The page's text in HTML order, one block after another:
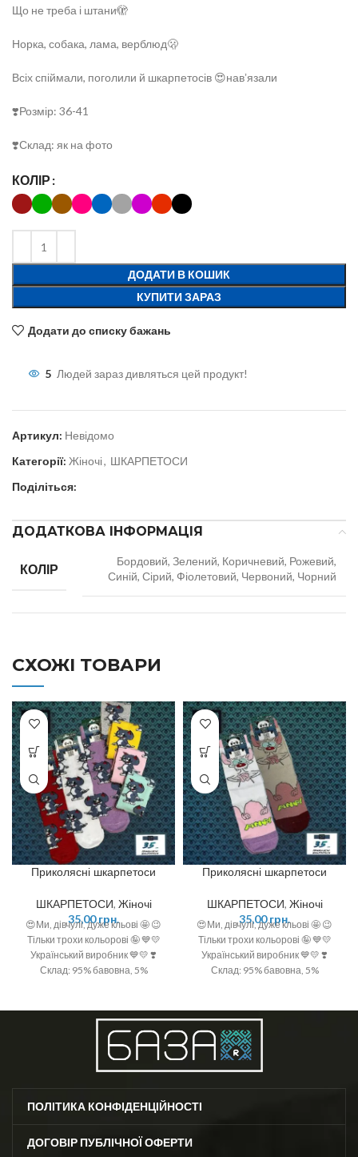
Що не треба і штани🫣
Норка, собака, лама, верблюд🫢
Всіх спіймали, поголили й шкарпетосів 😍навʼязали
❣️Розмір: 36-41
❣️Склад: як на фото
КОЛІР
ДОДАТИ В КОШИК
КУПИТИ ЗАРАЗ
Додати до списку бажань
5 Людей зараз дивляться цей продукт!
Артикул: Невідомо
Категорії: Жіночі, ШКАРПЕТОСИ
Поділіться:
ДОДАТКОВА ІНФОРМАЦІЯ
КОЛІР
Бордовий, Зелений, Коричневий, Рожевий,
Синій, Сірий, Фіолетовий, Червоний, Чорний
СХОЖІ ТОВАРИ
Приколясні шкарпетоси
ШКАРПЕТОСИ, Жіночі
35,00грн.
😍Ми, дівчулі, дуже кльові 🤩 😉
Тільки трохи кольорові 🤪 💙💛
Український виробник 💙💛 ❣️
Склад: 95% бавовна, 5%
Приколясні шкарпетоси
ШКАРПЕТОСИ, Жіночі
35,00грн.
😍Ми, дівчулі, дуже кльові 🤩 😉
Тільки трохи кольорові 🤪 💙💛
Український виробник 💙💛 ❣️
Склад: 95% бавовна, 5%
ПОЛІТИКА КОНФІДЕНЦІЙНОСТІ
ДОГОВІР ПУБЛІЧНОЇ ОФЕРТИ